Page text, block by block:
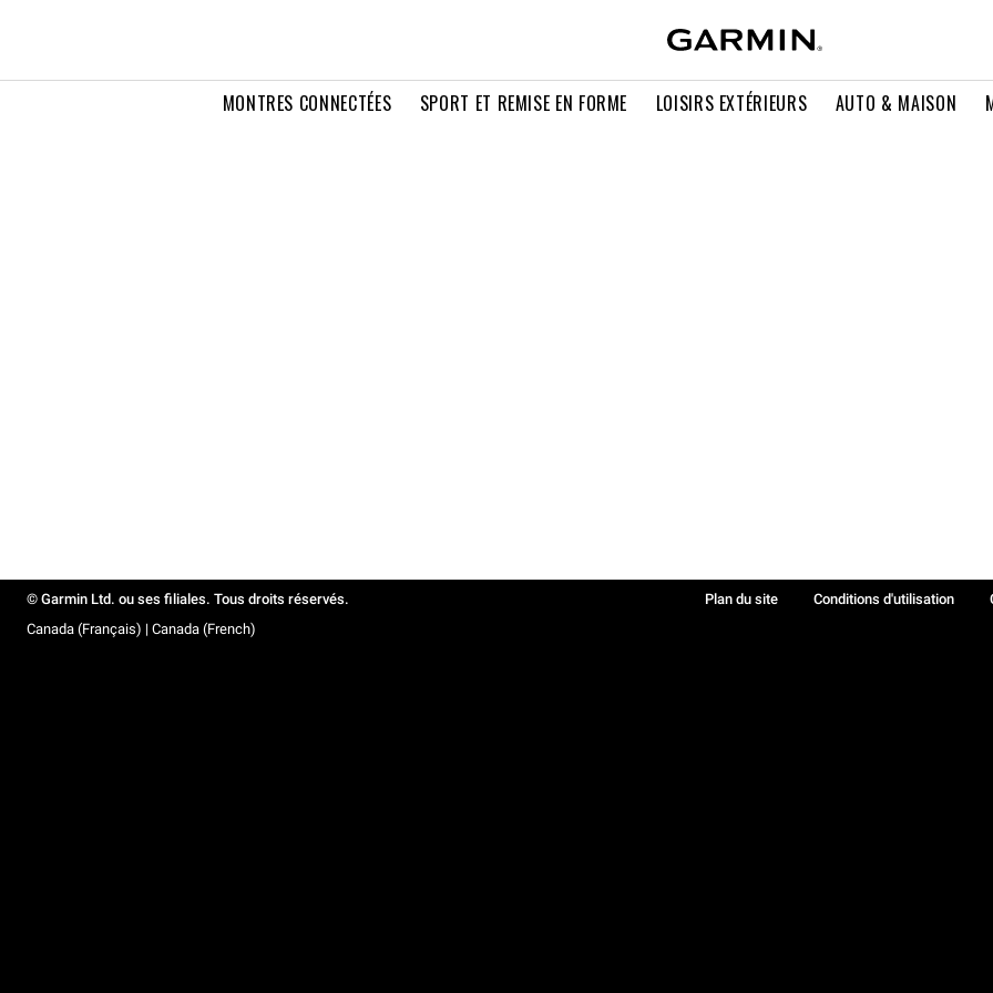
MONTRES CONNECTÉES SPORT ET REMISE EN FORME LOISIRS EXTÉRIEURS AUTO & MAISON
© Garmin Ltd. ou ses filiales. Tous droits réservés. Plan du site Conditions d'utilisation
Canada (Français) | Canada (French)